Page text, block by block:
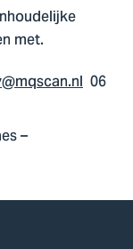
met.
06
–